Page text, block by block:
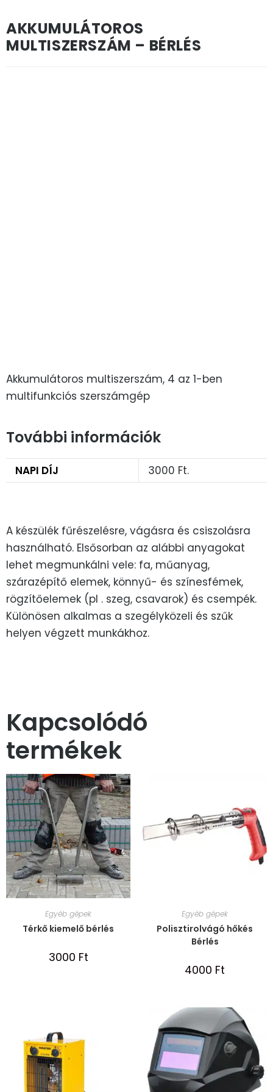
AKKUMULÁTOROS
MULTISZERSZÁM – BÉRLÉS
Akkumulátoros multiszerszám, 4 az 1-ben
multifunkciós szerszámgép
További információk
NAPI DÍJ 3000 Ft.
A készülék fűrészelésre, vágásra és csiszolásra
használható. Elsősorban az alábbi anyagokat
lehet megmunkálni vele: fa, műanyag,
szárazépítő elemek, könnyű- és színesfémek,
rögzítőelemek (pl . szeg, csavarok) és csempék.
Különösen alkalmas a szegélyközeli és szűk
helyen végzett munkákhoz.
Kapcsolódó
termékek
Egyéb gépek
Térkő kiemelő bérlés
3000 Ft
Egyéb gépek
Polisztirolvágó hőkés
Bérlés
4000 Ft